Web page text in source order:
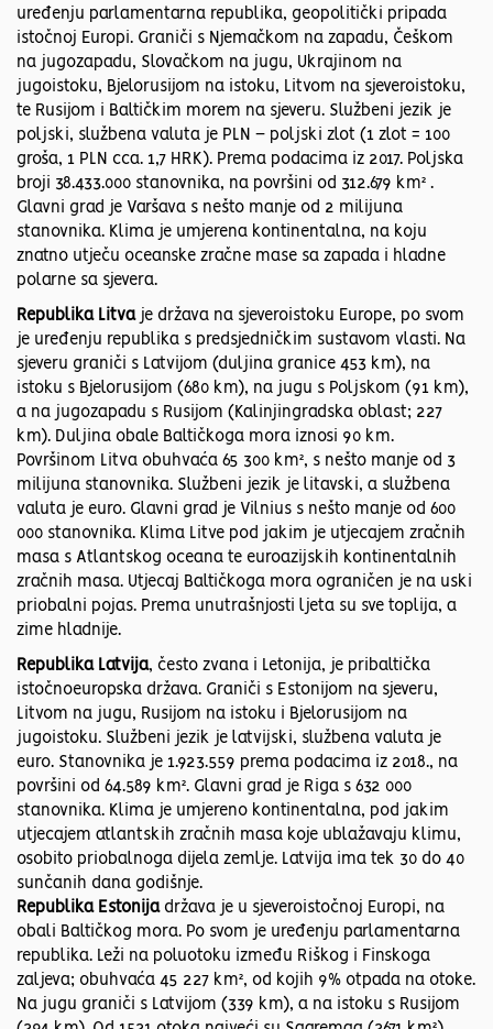
uređenju parlamentarna republika, geopolitički pripada
istočnoj Europi. Graniči s Njemačkom na zapadu, Češkom
na jugozapadu, Slovačkom na jugu, Ukrajinom na
jugoistoku, Bjelorusijom na istoku, Litvom na sjeveroistoku,
te Rusijom i Baltičkim morem na sjeveru. Službeni jezik je
poljski, službena valuta je PLN – poljski zlot (1 zlot = 100
groša, 1 PLN cca. 1,7 HRK). Prema podacima iz 2017. Poljska
broji 38.433.000 stanovnika, na površini od 312.679 km² .
Glavni grad je Varšava s nešto manje od 2 milijuna
stanovnika. Klima je umjerena kontinentalna, na koju
znatno utječu oceanske zračne mase sa zapada i hladne
polarne sa sjevera.
Republika Litva je država na sjeveroistoku Europe, po svom
je uređenju republika s predsjedničkim sustavom vlasti. Na
sjeveru graniči s Latvijom (duljina granice 453 km), na
istoku s Bjelorusijom (680 km), na jugu s Poljskom (91 km),
a na jugozapadu s Rusijom (Kalinjingradska oblast; 227
km). Duljina obale Baltičkoga mora iznosi 90 km.
Površinom Litva obuhvaća 65 300 km², s nešto manje od 3
milijuna stanovnika. Službeni jezik je litavski, a službena
valuta je euro. Glavni grad je Vilnius s nešto manje od 600
000 stanovnika. Klima Litve pod jakim je utjecajem zračnih
masa s Atlantskog oceana te euroazijskih kontinentalnih
zračnih masa. Utjecaj Baltičkoga mora ograničen je na uski
priobalni pojas. Prema unutrašnjosti ljeta su sve toplija, a
zime hladnije.
Republika Latvija, često zvana i Letonija, je pribaltička
istočnoeuropska država. Graniči s Estonijom na sjeveru,
Litvom na jugu, Rusijom na istoku i Bjelorusijom na
jugoistoku. Službeni jezik je latvijski, službena valuta je
euro. Stanovnika je 1.923.559 prema podacima iz 2018., na
površini od 64.589 km². Glavni grad je Riga s 632 000
stanovnika. Klima je umjereno kontinentalna, pod jakim
utjecajem atlantskih zračnih masa koje ublažavaju klimu,
osobito priobalnoga dijela zemlje. Latvija ima tek 30 do 40
sunčanih dana godišnje.
Republika Estonijadržava je u sjeveroistočnoj Europi, na
obali Baltičkog mora. Po svom je uređenju parlamentarna
republika. Leži na poluotoku između Riškog i Finskoga
zaljeva; obuhvaća 45 227 km², od kojih 9% otpada na otoke.
Na jugu graniči s Latvijom (339 km), a na istoku s Rusijom